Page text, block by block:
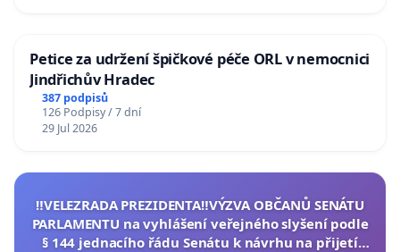
Petice za udržení špičkové péče ORL v nemocnici
Jindřichův Hradec
387 podpisů
126 Podpisy / 7 dní
29 Jul 2026
‼️VELEZRADA PREZIDENTA‼️VÝZVA OBČANŮ SENÁTU
PARLAMENTU na vyhlášení veřejného slyšení podle
§ 144 jednacího řádu Senátu k návrhu na přijetí